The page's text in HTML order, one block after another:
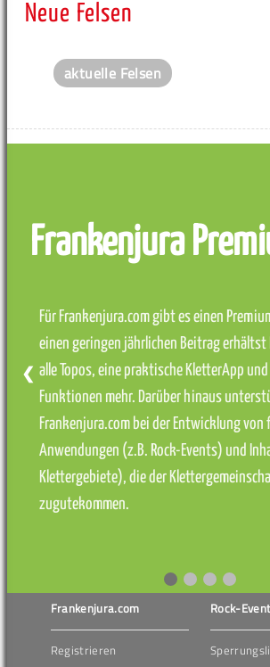
Neue Felsen
aktuelle Felsen
Frankenjura
Für Frankenjura.com gibt es einen
einen geringen jährlichen Beitrag erhältst
alle Topos, eine praktische KletterApp
Funktionen mehr. Darüber hinaus
Frankenjura.com bei der Entwicklung von
Anwendungen (z.B. Rock-Events) und
Klettergebiete), die der
zugutekommen.
❮
Frankenjura.com
Registrieren
Rock-